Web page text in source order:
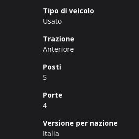
Tipo di veicolo
Usato
Trazione
Anteriore
Posti
5
Porte
4
Versione per nazione
Italia